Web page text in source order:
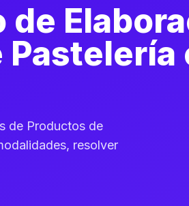
de Productos de
resolver